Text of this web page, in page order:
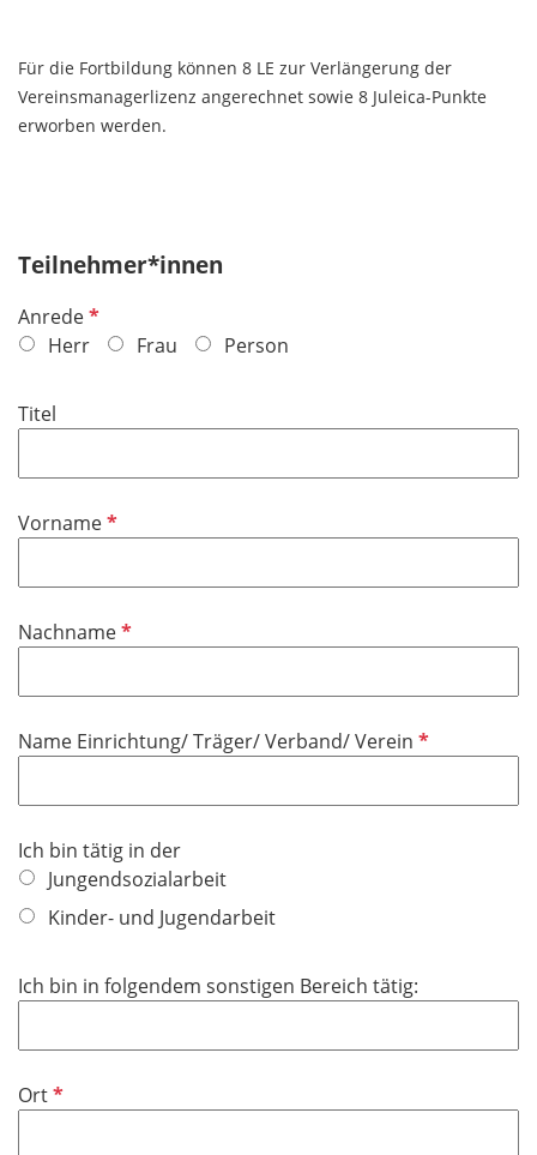
Für die Fortbildung können 8 LE zur Verlängerung der
Vereinsmanagerlizenz angerechnet sowie 8 Juleica-Punkte
erworben werden.
Teilnehmer*innen
AnredeP
f
c
f
e
Herr Frau Person
Titel
VornameP
c
t
e
d
NachnameP
c
t
e
l
d
Name Einrichtung/ Träger/ Verband/ Verein P
l
Ich bin tätig in der
Jungendsozialarbeit
Kinder- und Jugendarbeit
Ich bin in folgendem sonstigen Bereich tätig:
OrtP